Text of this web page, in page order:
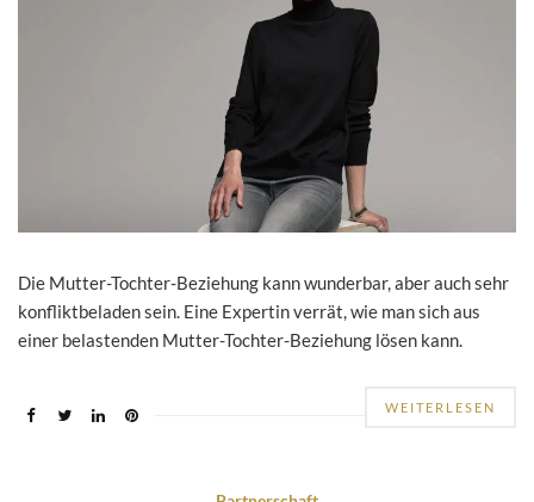
Die Mutter-Tochter-Beziehung kann wunderbar, aber auch sehr
konfliktbeladen sein. Eine Expertin verrät, wie man sich aus
einer belastenden Mutter-Tochter-Beziehung lösen kann.
WEITERLESEN